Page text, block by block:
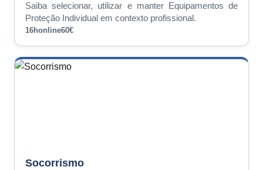
Saiba selecionar, utilizar e manter Equipamentos de
Proteção Individual em contexto profissional.
16honline60€
Socorrismo